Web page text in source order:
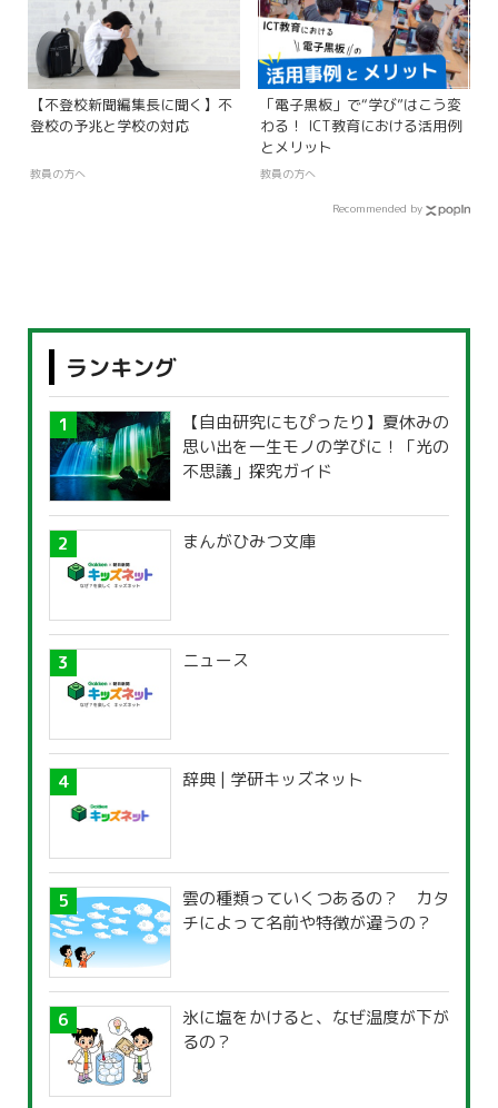
【不登校新聞編集長に聞く】不
登校の予兆と学校の対応
教員の方へ
「電子黒板」で“学び”はこう変
わる！ ICT教育における活用例
とメリット
教員の方へ
Recommended by
ランキング
【自由研究にもぴったり】夏休みの
思い出を一生モノの学びに！「光の
不思議」探究ガイド
まんがひみつ文庫
ニュース
辞典 | 学研キッズネット
雲の種類っていくつあるの？ カタ
チによって名前や特徴が違うの？
氷に塩をかけると、なぜ温度が下が
るの？